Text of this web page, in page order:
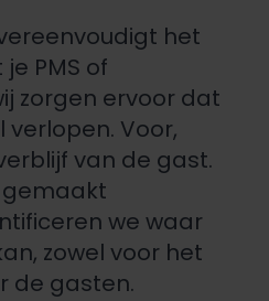
het
PMS of
zorgen ervoor dat
Voor,
van de gast.
we waar
zowel voor het
de gasten.